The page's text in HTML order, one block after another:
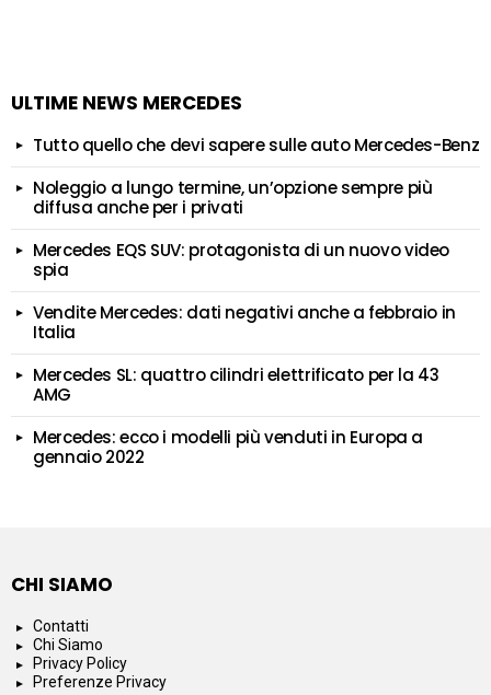
ULTIME NEWS MERCEDES
Tutto quello che devi sapere sulle auto Mercedes-Benz
Noleggio a lungo termine, un’opzione sempre più
diffusa anche per i privati
Mercedes EQS SUV: protagonista di un nuovo video
spia
Vendite Mercedes: dati negativi anche a febbraio in
Italia
Mercedes SL: quattro cilindri elettrificato per la 43
AMG
Mercedes: ecco i modelli più venduti in Europa a
gennaio 2022
CHI SIAMO
Contatti
Chi Siamo
Privacy Policy
Preferenze Privacy